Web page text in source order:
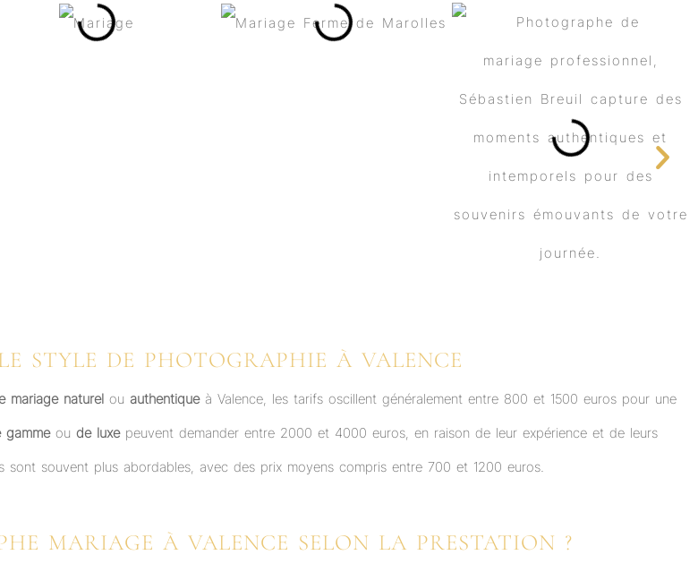
STYLE DE PHOTOGRAPHIE À VALENCE
mariage naturelou authentiqueà Valence, les tarifs oscillent généralement entre 800 et 1500 euros pour une
gammeou de luxepeuvent demander entre 2000 et 4000 euros, en raison de leur expérience et de leurs
sont souvent plus abordables, avec des prix moyens compris entre 700 et 1200 euros.
MARIAGE À VALENCE SELON LA PRESTATION ?